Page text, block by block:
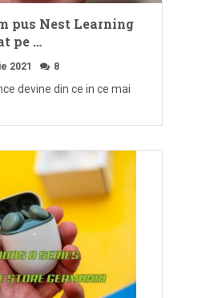
pus Nest Learning
pe …
2021 8
devine din ce in ce mai